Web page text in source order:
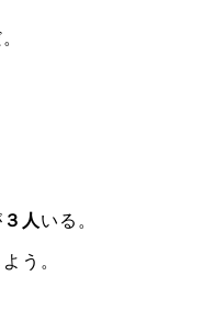
３人 いる。
う。